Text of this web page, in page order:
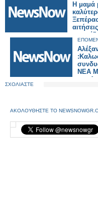
Η μαμά
ΝΕΑ
τον
ΣΧΟΛΙΑΣΤΕ
ΑΚΟΛΟΥΘΗΣΤΕ ΤΟ